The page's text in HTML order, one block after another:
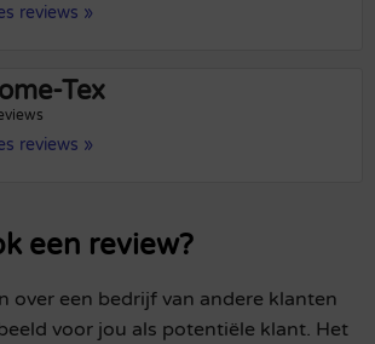
reviews »
Tex
reviews »
een review?
over een bedrijf van andere klanten
voor jou als potentiële klant. Het